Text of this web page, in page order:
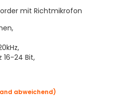
mit Richtmikrofon
16-24 Bit,
abweichend)